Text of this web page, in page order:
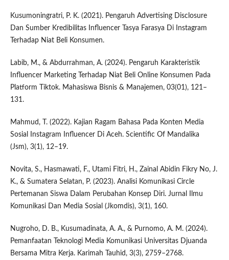
Kusumoningratri, P. K. (2021). Pengaruh Advertising Disclosure
Dan Sumber Kredibilitas Influencer Tasya Farasya Di Instagram
Terhadap Niat Beli Konsumen.
Labib, M., & Abdurrahman, A. (2024). Pengaruh Karakteristik
Influencer Marketing Terhadap Niat Beli Online Konsumen Pada
Platform Tiktok. Mahasiswa Bisnis & Manajemen, 03(01), 121–
131.
Mahmud, T. (2022). Kajian Ragam Bahasa Pada Konten Media
Sosial Instagram Influencer Di Aceh. Scientific Of Mandalika
(Jsm), 3(1), 12–19.
Novita, S., Hasmawati, F., Utami Fitri, H., Zainal Abidin Fikry No, J.
K., & Sumatera Selatan, P. (2023). Analisi Komunikasi Circle
Pertemanan Siswa Dalam Perubahan Konsep Diri. Jurnal Ilmu
Komunikasi Dan Media Sosial (Jkomdis), 3(1), 160.
Nugroho, D. B., Kusumadinata, A. A., & Purnomo, A. M. (2024).
Pemanfaatan Teknologi Media Komunikasi Universitas Djuanda
Bersama Mitra Kerja. Karimah Tauhid, 3(3), 2759–2768.